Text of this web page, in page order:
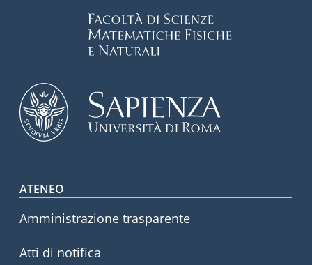
Footer menu
ATENEO
Amministrazione trasparente
Atti di notifica